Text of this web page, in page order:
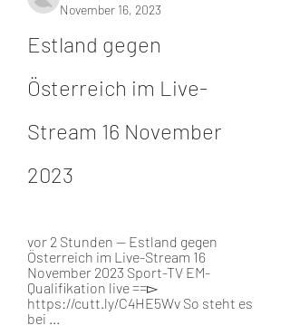
November 16, 2023
Estland gegen
Österreich im Live-
Stream 16 November
2023
vor 2 Stunden — Estland gegen
Österreich im Live-Stream 16
November 2023 Sport-TV EM-
Qualifikation live ==▻
https://cutt.ly/C4HE5Wv So steht es
bei ...